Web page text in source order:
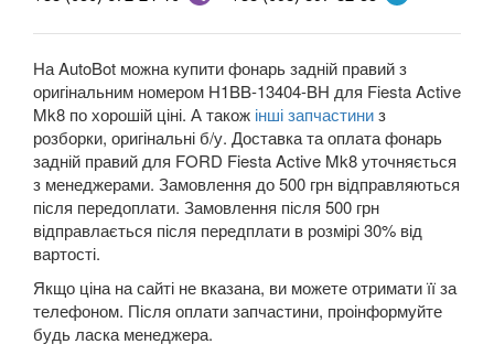
KA Mk2 (RU8)
KA Mk3
KA+
KA+ Active
Kuga Mk1 (CBV)
Kuga Mk2 (CBS)
Mondeo Mk3 (B5Y, BWY, B4Y)
На AutoBot можна купити фонарь задній правий з
оригінальним номером H1BB-13404-BH для Fiesta Active
Mk8 по хорошій ціні. А також інші запчастиниз
розборки, оригінальні б/у. Доставка та оплата фонарь
задній правий для FORD Fiesta Active Mk8 уточняється
з менеджерами. Замовлення до 500 грн відправляються
після передоплати. Замовлення після 500 грн
відправлається після передплати в розмірі 30% від
вартості.
Якщо ціна на сайті не вказана, ви можете отримати її за
телефоном. Після оплати запчастини, проінформуйте
будь ласка менеджера.